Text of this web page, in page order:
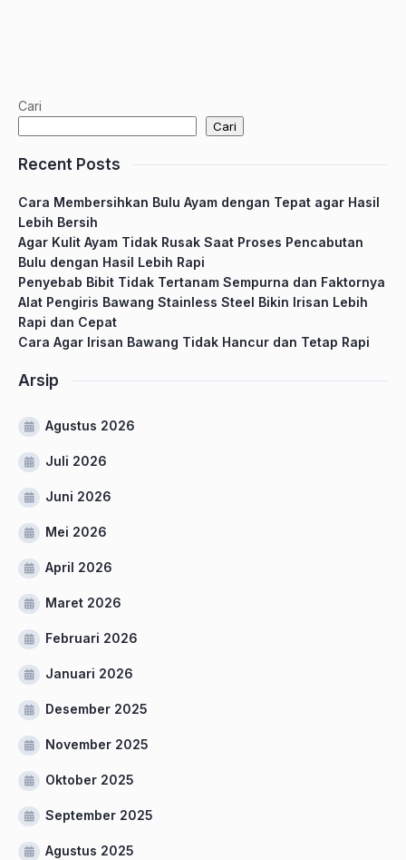
Cari
Cari
Recent Posts
Cara Membersihkan Bulu Ayam dengan Tepat agar Hasil
Lebih Bersih
Agar Kulit Ayam Tidak Rusak Saat Proses Pencabutan
Bulu dengan Hasil Lebih Rapi
Penyebab Bibit Tidak Tertanam Sempurna dan Faktornya
Alat Pengiris Bawang Stainless Steel Bikin Irisan Lebih
Rapi dan Cepat
Cara Agar Irisan Bawang Tidak Hancur dan Tetap Rapi
Arsip
Agustus 2026
Juli 2026
Juni 2026
Mei 2026
April 2026
Maret 2026
Februari 2026
Januari 2026
Desember 2025
November 2025
Oktober 2025
September 2025
Agustus 2025